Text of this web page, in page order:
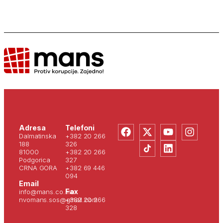
Adresa
Dalmatinska
188
81000
Podgorica
CRNA GORA
Email
info@mans.co.me
nvomans.sos@gmail.com
Telefoni
+382 20 266
326
+382 20 266
327
+382 69 446
094
Fax
+382 20 266
328